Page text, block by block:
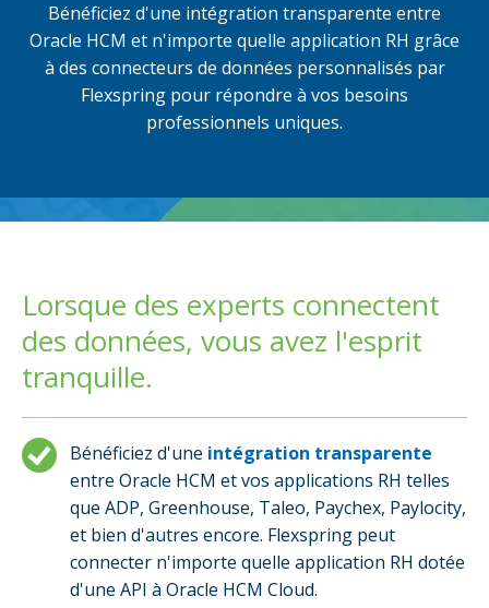
Bénéficiez d'une intégration transparente entre
Oracle HCM et n'importe quelle application RH grâce
à des connecteurs de données personnalisés par
Flexspring pour répondre à vos besoins
professionnels uniques.
Lorsque des experts connectent
des données, vous avez l'esprit
tranquille.
Bénéficiez d'une intégration transparente
entre Oracle HCM et vos applications RH telles
que ADP, Greenhouse, Taleo, Paychex, Paylocity,
et bien d'autres encore. Flexspring peut
connecter n'importe quelle application RH dotée
d'une API à Oracle HCM Cloud.